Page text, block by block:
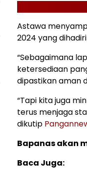
Astawa
2024 yang
“Sebagaimana
ketersediaan
dipastikan aman
“Tapi kita juga
terus menjaga
dikutip
Bapanas akan
Baca Juga: